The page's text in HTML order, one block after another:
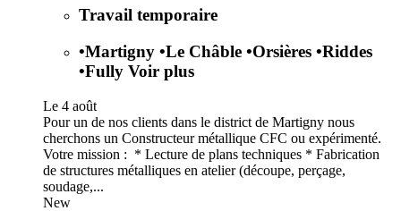
Travail temporaire
•Martigny •Le Châble •Orsières •Riddes
•Fully Voir plus
Le 4 août
Pour un de nos clients dans le district de Martigny nous
cherchons un Constructeur métallique CFC ou expérimenté.
Votre mission : * Lecture de plans techniques * Fabrication
de structures métalliques en atelier (découpe, perçage,
soudage,...
New